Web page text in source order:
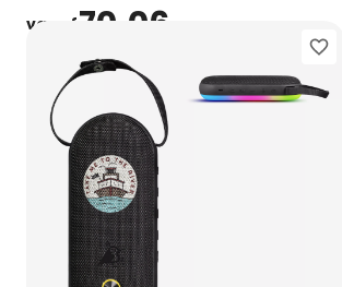
vanaf70,06